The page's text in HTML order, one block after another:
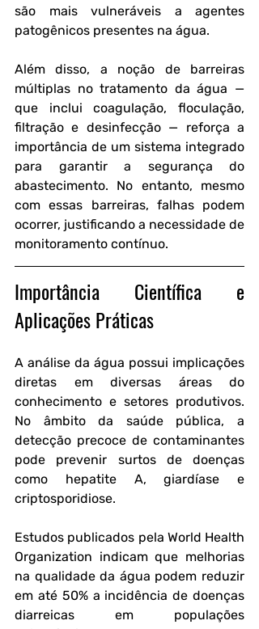
são mais vulneráveis a agentes
patogênicos presentes na água.
Além disso, a noção de barreiras
múltiplas no tratamento da água —
que inclui coagulação, floculação,
filtração e desinfecção — reforça a
importância de um sistema integrado
para garantir a segurança do
abastecimento. No entanto, mesmo
com essas barreiras, falhas podem
ocorrer, justificando a necessidade de
monitoramento contínuo.
Importância Científica e
Aplicações Práticas
A análise da água possui implicações
diretas em diversas áreas do
conhecimento e setores produtivos.
No âmbito da saúde pública, a
detecção precoce de contaminantes
pode prevenir surtos de doenças
como hepatite A, giardíase e
criptosporidiose.
Estudos publicados pela World Health
Organization indicam que melhorias
na qualidade da água podem reduzir
em até 50% a incidência de doenças
diarreicas em populações